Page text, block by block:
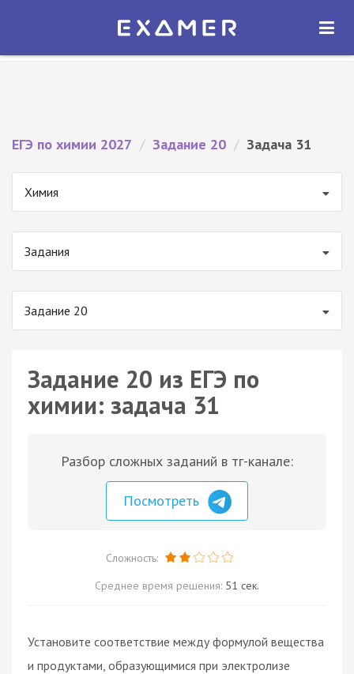
Экзамер — ЕГЭ 2027
ОТКРЫТЬ
ЕГЭ по химии 2027 / Задание 20 / Задача 31
Химия
Задания
Задание 20
Задание 20 из ЕГЭ по
химии: задача 31
Разбор сложных заданий в тг-канале:
Посмотреть
Сложность:
Среднее время решения: 51 сек.
Установите соответствие между формулой вещества
и продуктами, образующимися при электролизе